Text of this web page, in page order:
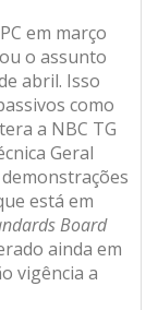
em março
o assunto
abril. Isso
como
a NBC TG
Geral
está em
Board
ainda em
vigência a